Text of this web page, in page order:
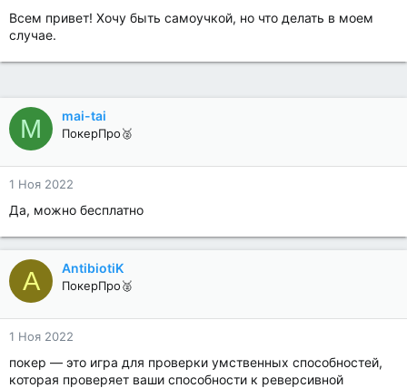
Всем привет! Хочу быть самоучкой, но что делать в моем
случае.
M mai-tai
ПокерПро🥈
1 Ноя 2022
Да, можно бесплатно
A AntibiotiK
ПокерПро🥈
1 Ноя 2022
покер — это игра для проверки умственных способностей,
которая проверяет ваши способности к реверсивной